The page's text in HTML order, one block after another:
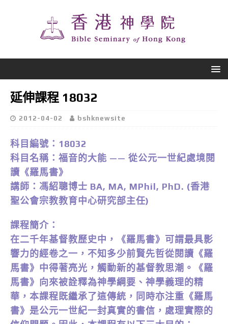
延伸課程 18032
2012-04-02 bshknewsite
科目編號：18032
科目名稱：福音的大能 —— 從公元一世紀處境閱
讀《羅馬書》
講師：馮紹聰博士 BA, MA, MPhil, PhD. (香港
聖公會宗教教育中心研究部主任)
課程簡介：
在二千年基督教歷史中，《羅馬書》可謂最具影
響力的經卷之一，不知多少前賢先哲從閱讀《羅
馬書》中得著亮光，觸動新的基督教思潮。《羅
馬書》向來被詮釋為神學綱要、神學義理的精
華，本課程既繼承了這傳統，同時亦注重《羅馬
書》是公元一世紀一封真實的書信，處理實際的